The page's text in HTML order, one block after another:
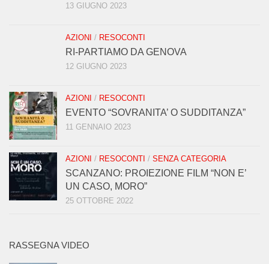
13 GIUGNO 2023
AZIONI / RESOCONTI
RI-PARTIAMO DA GENOVA
12 GIUGNO 2023
AZIONI / RESOCONTI
EVENTO “SOVRANITA’ O SUDDITANZA”
11 GENNAIO 2023
AZIONI / RESOCONTI / SENZA CATEGORIA
SCANZANO: PROIEZIONE FILM “NON E’
UN CASO, MORO”
25 OTTOBRE 2022
RASSEGNA VIDEO